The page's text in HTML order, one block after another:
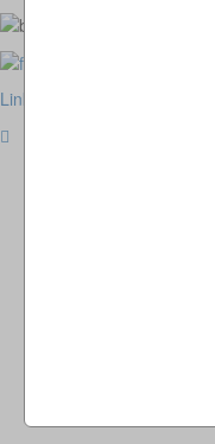
Link zur klassischen Website